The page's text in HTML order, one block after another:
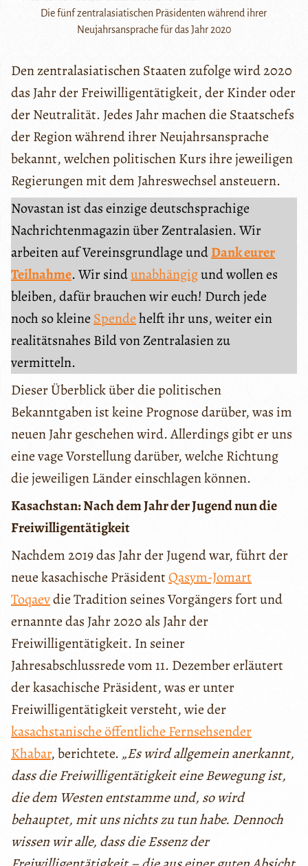
Die fünf zentralasiatischen Präsidenten während ihrer
Neujahrsansprache für das Jahr 2020
Den zentralasiatischen Staaten zufolge wird 2020
das Jahr der Freiwilligentätigkeit, der Kinder oder
der Neutralität. Jedes Jahr machen die Staatschefs
der Region während ihrer Neujahrsansprache
bekannt, welchen politischen Kurs ihre jeweiligen
Regierungen mit dem Jahreswechsel ansteuern.
Novastan ist das einzige deutschsprachige
Nachrichtenmagazin über Zentralasien. Wir
arbeiten auf Vereinsgrundlage undDank eurer
Teilnahme. Wir sindunabhängigund wollen es
bleiben, dafür brauchen wir euch! Durch jede
noch so kleine Spendehelft ihr uns, weiter ein
realitätsnahes Bild von Zentralasien zu
vermitteln.
Dieser Überblick über die politischen
Bekanntgaben ist keine Prognose darüber, was im
neuen Jahr geschehen wird. Allerdings gibt er uns
eine vage Vorstellung darüber, welche Richtung
die jeweiligen Länder einschlagen können.
Kasachstan: Nach dem Jahr der Jugend nun die
Freiwilligentätigkeit
Nachdem 2019 das Jahr der Jugend war, führt der
neue kasachische PräsidentQasym-Jomart
Toqaevdie Tradition seines Vorgängers fort und
ernannte das Jahr 2020 als Jahr der
Freiwilligentätigkeit. In seiner
Jahresabschlussrede vom 11. Dezember erläutert
der kasachische Präsident, was er unter
Freiwilligentätigkeit versteht, wie der
kasachstanische öffentliche Fernsehsender
Khabar, berichtete. „Es wird allgemein anerkannt,
dass die Freiwilligentätigkeit eine Bewegung ist,
die dem Westen entstamme und, so wird
behauptet, mit uns nichts zu tun habe. Dennoch
wissen wir alle, dass die Essenz der